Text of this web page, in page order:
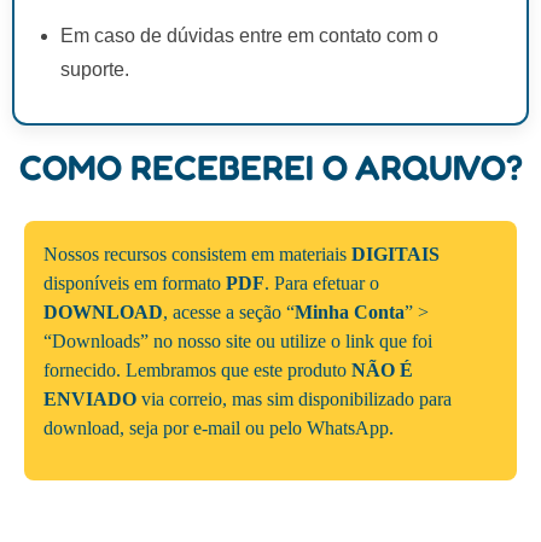
Em caso de dúvidas entre em contato com o
suporte.
COMO RECEBEREI O ARQUIVO?
Nossos recursos consistem em materiais DIGITAIS
disponíveis em formato PDF. Para efetuar o
DOWNLOAD, acesse a seção “Minha Conta” >
“Downloads” no nosso site ou utilize o link que foi
fornecido. Lembramos que este produto NÃO É
ENVIADO via correio, mas sim disponibilizado para
download, seja por e-mail ou pelo WhatsApp.